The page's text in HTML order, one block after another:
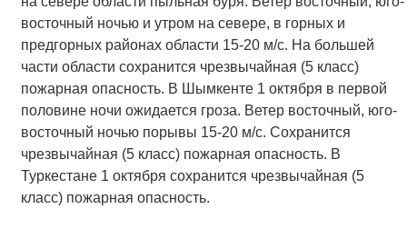
восточный ночью и утром на севере, в горных и
предгорных районах области 15-20 м/с. На большей
части области сохранится чрезвычайная (5 класс)
пожарная опасность. В Шымкенте 1 октября в первой
половине ночи ожидается гроза. Ветер восточный, юго-
восточный ночью порывы 15-20 м/с. Сохранится
чрезвычайная (5 класс) пожарная опасность. В
Туркестане 1 октября сохранится чрезвычайная (5
класс) пожарная опасность.